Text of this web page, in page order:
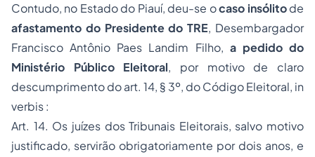
Contudo, no Estado do Piauí, deu-se ocaso insólitode
afastamento do Presidente do TRE, Desembargador
Francisco Antônio Paes Landim Filho, a pedido do
Ministério Público Eleitoral, por motivo de claro
descumprimento do art. 14, § 3º, do Código Eleitoral, in
verbis :
Art. 14. Os juízes dos Tribunais Eleitorais, salvo motivo
justificado, servirão obrigatoriamente por dois anos, e